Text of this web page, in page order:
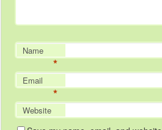
Name
*
Email
*
Website